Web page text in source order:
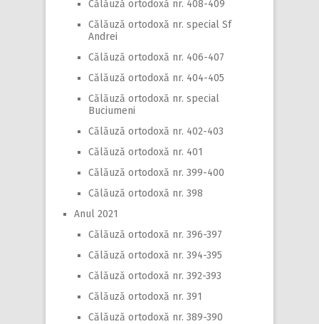
Călăuză ortodoxă nr. 408-409
Călăuză ortodoxă nr. special Sf
Andrei
Călăuză ortodoxă nr. 406-407
Călăuză ortodoxă nr. 404-405
Călăuză ortodoxă nr. special
Buciumeni
Călăuză ortodoxă nr. 402-403
Călăuză ortodoxă nr. 401
Călăuză ortodoxă nr. 399-400
Călăuză ortodoxă nr. 398
Anul 2021
Călăuză ortodoxă nr. 396-397
Călăuză ortodoxă nr. 394-395
Călăuză ortodoxă nr. 392-393
Călăuză ortodoxă nr. 391
Călăuză ortodoxă nr. 389-390